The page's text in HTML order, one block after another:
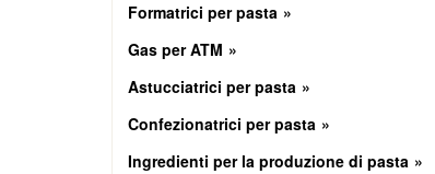
Formatrici per pasta
Gas per ATM
Astucciatrici per pasta
Confezionatrici per pasta
Ingredienti per la produzione di pasta